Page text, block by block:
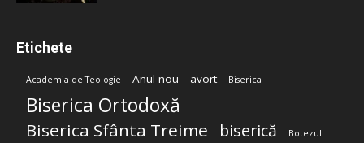
Etichete
Academia de Teologie Anul nou avort Biserica
Biserica Ortodoxă
Biserica Sfânta Treime biserică Botezul